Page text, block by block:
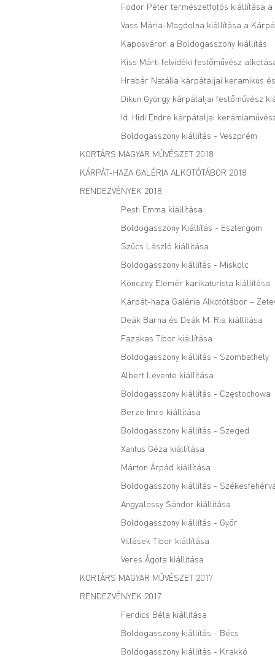
Fodor Péter természetfotós kiállítása
Vass Mária-Magdolna kiállítása a
Kaposváron a Boldogasszony kiállítás
Kiss Márti felvidéki festőművész
Hrabár Natália kárpátaljai keramikus
Dikun György kárpátaljai festőművész
Id. Hidi Endre kárpátaljai
Boldogasszony kiállítás - Veszprém
KORTÁRS MAGYAR MŰVÉSZET 2018
KÁRPÁT-HAZA GALÉRIA ALKOTÓTÁBOR 2018
RENDEZVÉNYEK 2018
Pesti Emma kiállítása
Boldogasszony Kiállítás - Esztergom
Szűcs László kiállítása
Boldogasszony kiállítás - Miskolc
Könczey Elemér karikaturista kiállítása
Kárpát-haza Galéria Alkotótábor –
Deák Barna és Deák M. Ria kiállítása
Fazakas Tibor kiállítása
Boldogasszony kiállítás - Szombathely
Albert Levente kiállítása
Boldogasszony kiállítás - Częstochowa
Berze Imre kiállítása
Boldogasszony kiállítás - Szeged
Xantus Géza kiállítása
Márton Árpád kiállítása
Boldogasszony kiállítás -
Angyalossy Sándor kiállítása
Boldogasszony kiállítás - Győr
Villásek Tibor kiállítása
Veres Ágota kiállítása
KORTÁRS MAGYAR MŰVÉSZET 2017
RENDEZVÉNYEK 2017
Ferdics Béla kiállítása
Boldogasszony kiállítás - Bécs
Boldogasszony kiállítás - Krakkó